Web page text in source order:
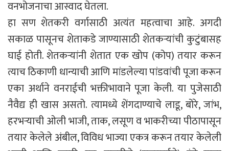
वनभोजनाचा आस्वाद घेतला.
हा सण शेतकरी वर्गासाठी अत्यंत महत्वाचा आहे. अगदी
सकाळ पासूनच शेताकडे जाण्यासाठी शेतकऱ्यांची कुटुंबासह
घाई होती. शेतकऱ्यांनी शेतात एक खोप (कोप) तयार करून
त्याच ठिकाणी धान्याची आणि मांडलेल्या पांडवांची पूजा करून
एका अर्थाने वनराईची भक्तीभावाने पूजा केली. या पुजेसाठी
नैवैद्य ही खास असतो. त्यामध्ये शेंगदाण्याचे लाडू, बोरे, जांभ,
हरभऱ्याची ओली भाजी, ताक, लसूण व भाकरीच्या पीठापासून
तयार केलेले अंबील, विविध भाज्या एकत्र करून तयार केलेली